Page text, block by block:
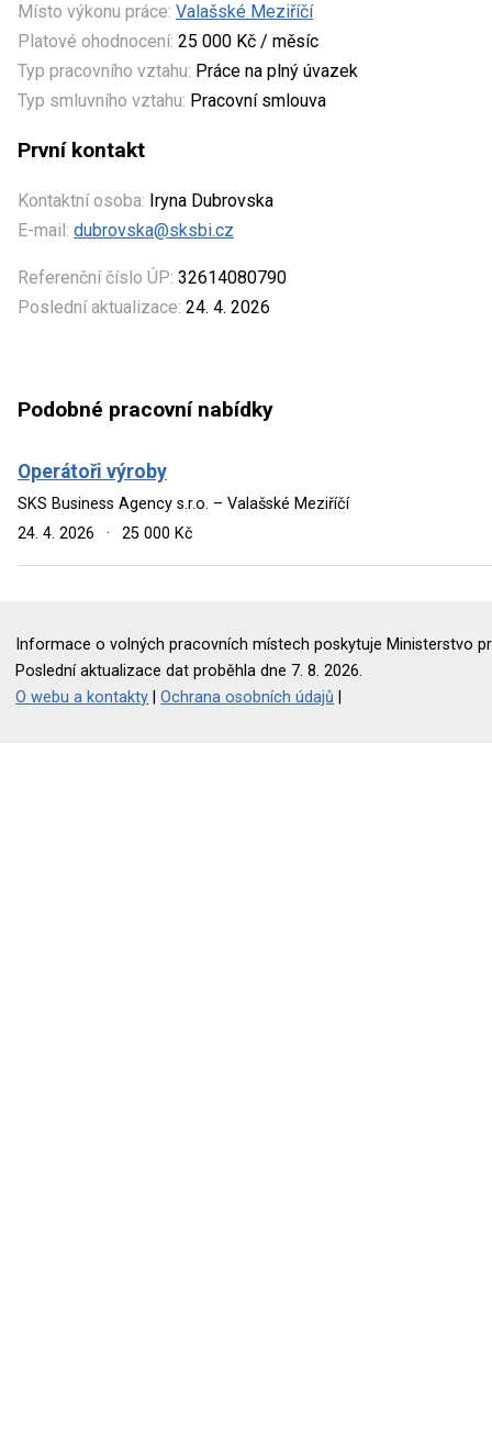
Místo výkonu práce: Valašské Meziříčí
Platové ohodnocení: 25 000 Kč / měsíc
Typ pracovního vztahu: Práce na plný úvazek
Typ smluvního vztahu: Pracovní smlouva
První kontakt
Kontaktní osoba: Iryna Dubrovska
E-mail: dubrovska@sksbi.cz
Referenční číslo ÚP: 32614080790
Poslední aktualizace: 24. 4. 2026
Podobné pracovní nabídky
Operátoři výroby
SKS Business Agency s.r.o. – Valašské Meziříčí
24. 4. 2026
· 25 000 Kč
Informace o volných pracovních místech poskytuje Ministerstvo
Poslední aktualizace dat proběhla dne 7. 8. 2026.
O webu a kontakty |Ochrana osobních údajů